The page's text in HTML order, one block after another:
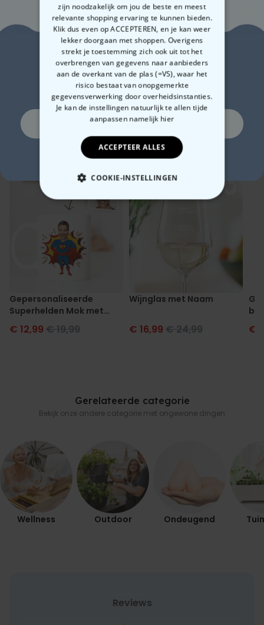
is de naam en tekst invoeren (= personaliseren) en snel
En terwijl je ongeduldig wacht tot je bestelling arriveert,
kun je alvast jefavoriete drankjeinslaan. Zodat je het
gelijk
in gebruikt kunt nemen. Want dat zou jammer zijn.
champagne fles
€ 13,99
XL verjaardagskaart
€ 5,99 € 7,99
Heb je deze al gezien?
Waarschijnlijk interesseren deze producten je ook
Gepersonaliseerde
Superhelden Mok met
Foto Gezicht
€ 12,99 € 19,99
Wijnglas met Naam
€ 16,99 € 24,99 €
Gerelateerde categorie
Bekijk onze andere categorie met ongewone dingen
Wellness Outdoor Ondeugend
Reviews
zijn noodzakelijk om jou de beste en meest
relevante shopping ervaring te kunnen bieden.
Klik dus even op ACCEPTEREN, en je kan weer
lekker doorgaan met shoppen. Overigens
strekt je toestemming zich ook uit tot het
overbrengen van gegevens naar aanbieders
aan de overkant van de plas (=VS), waar het
risico bestaat van onopgemerkte
gegevensverwerking door overheidsinstanties.
Je kan de instellingen natuurlijk te allen tijde
aanpassen namelijk hier
ACCEPTEER ALLES
COOKIE-INSTELLINGEN
NOODZAKELIJK
PERFORMANCE
MARKETING
Zin in
10% korting?
Ja, graag!
Nee, ik ben geen fan van korting